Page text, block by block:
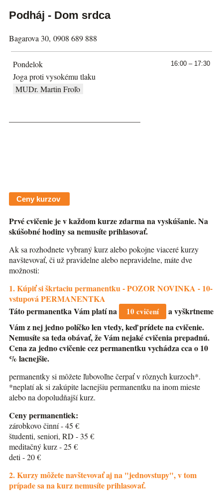
Podháj - Dom srdca
Bagarova 30, 0908 689 888
Pondelok 16:00 – 17:30
Joga proti vysokému tlaku
MUDr. Martin Froľo
Ceny kurzov
Prvé cvičenie je v každom kurze zdarma na vyskúšanie. Na
skúšobné hodiny sa nemusíte prihlasovať.
Ak sa rozhodnete vybraný kurz alebo pokojne viaceré kurzy
navštevovať, či už pravidelne alebo nepravidelne, máte dve
možnosti:
1. Kúpiť si škrtaciu permanentku - POZOR NOVINKA - 10-
vstupová PERMANENTKA
Táto permanentka Vám platí na
10 cvičení
a vyškrtneme
Vám z nej jedno políčko len vtedy, keď prídete na cvičenie.
Nemusíte sa teda obávať, že Vám nejaké cvičenia prepadnú.
Cena za jedno cvičenie cez permanentku vychádza cca o 10
% lacnejšie.
permanentky si môžete ľubovoľne čerpať v rôznych kurzoch*.
*neplatí ak si zakúpite lacnejšiu permanentku na inom mieste
alebo na dopoludňajší kurz.
Ceny permanentiek:
zárobkovo činní - 45 €
študenti, seniori, RD - 35 €
meditačný kurz - 25 €
deti - 20 €
2. Kurzy môžete navštevovať aj na "jednovstupy", v tom
prípade sa na kurz nemusíte prihlasovať.